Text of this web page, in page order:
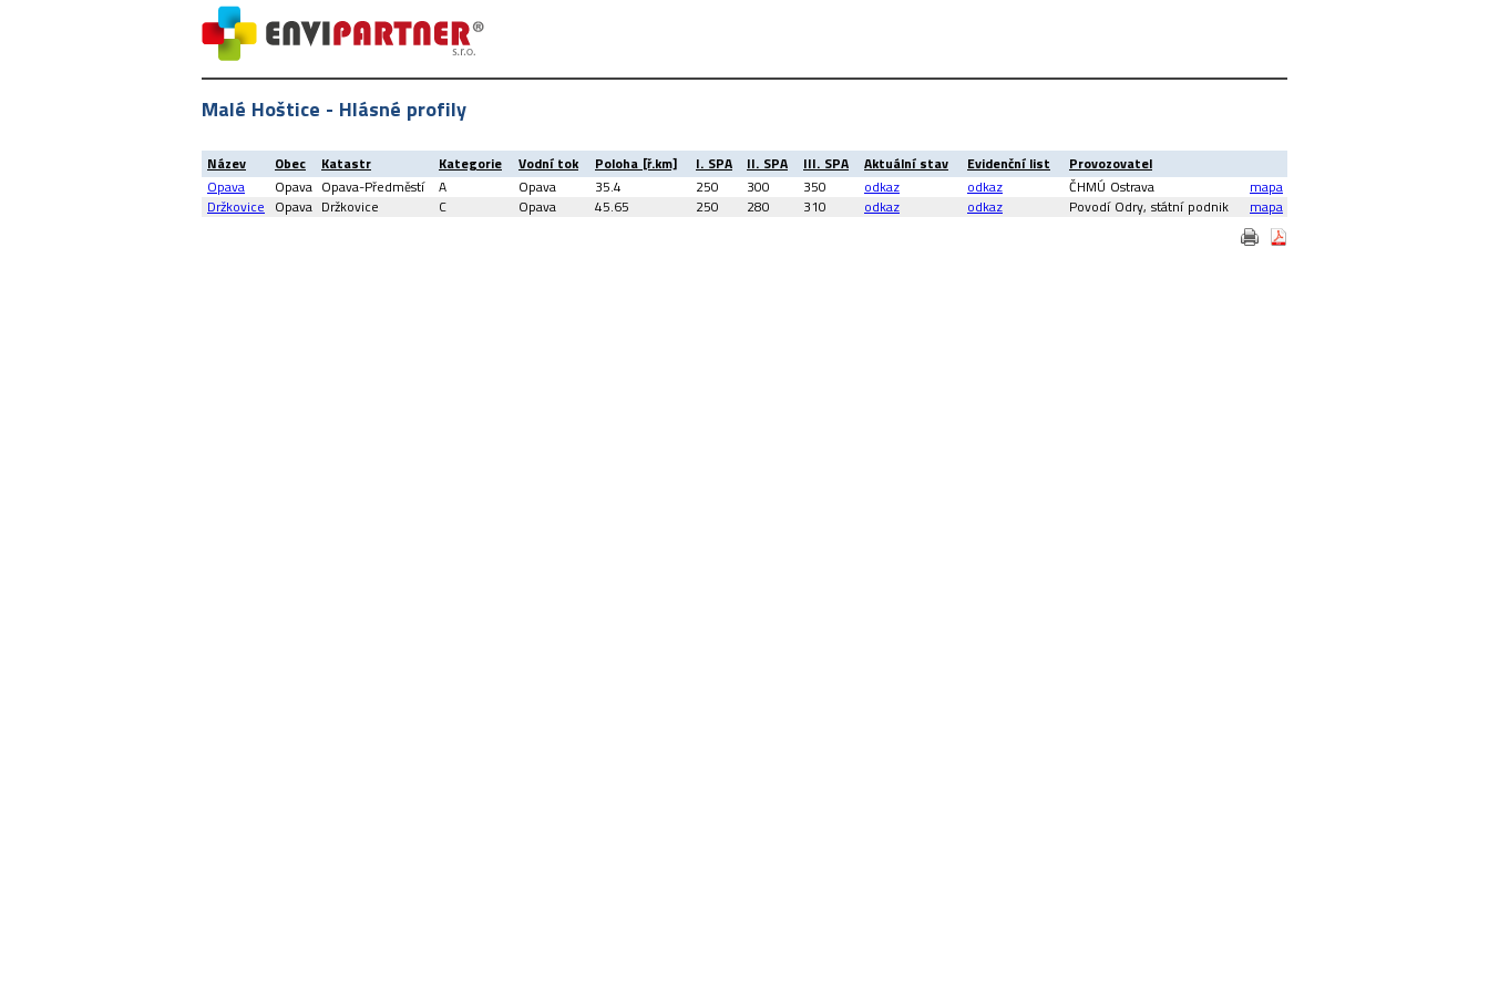
Malé Hoštice - Hlásné profily
Název Obec Katastr Kategorie Vodní tok Poloha [ř.km] I. SPA II. SPA III. SPA Aktuální stav Evidenční list
Provozovatel
Opava
Opava Opava-Předměstí A Opava 35.4 250 300 350 odkaz odkaz ČHMÚ Ostrava
mapa
Držkovice Opava Držkovice C Opava 45.65 250 280 310 odkaz odkaz Povodí Odry, státní podnik mapa